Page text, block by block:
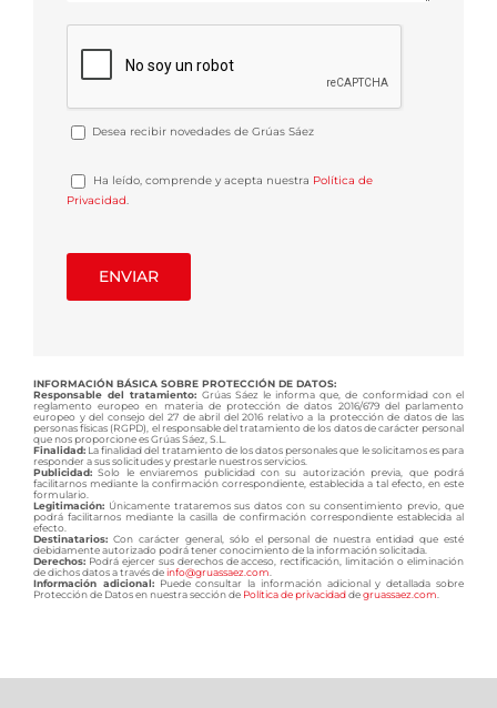
Desea recibir novedades de Grúas Sáez
Ha leído, comprende y acepta nuestra Política de
Privacidad.
INFORMACIÓN BÁSICA SOBRE PROTECCIÓN DE DATOS:
Responsable del tratamiento: Grúas Sáez le informa que, de conformidad con el
reglamento europeo en materia de protección de datos 2016/679 del parlamento
europeo y del consejo del 27 de abril del 2016 relativo a la protección de datos de las
personas físicas (RGPD), el responsable del tratamiento de los datos de carácter personal
que nos proporcione es Grúas Sáez, S.L.
Finalidad: La finalidad del tratamiento de los datos personales que le solicitamos es para
responder a sus solicitudes y prestarle nuestros servicios.
Publicidad: Solo le enviaremos publicidad con su autorización previa, que podrá
facilitarnos mediante la confirmación correspondiente, establecida a tal efecto, en este
formulario.
Legitimación: Únicamente trataremos sus datos con su consentimiento previo, que
podrá facilitarnos mediante la casilla de confirmación correspondiente establecida al
efecto.
Destinatarios: Con carácter general, sólo el personal de nuestra entidad que esté
debidamente autorizado podrá tener conocimiento de la información solicitada.
Derechos: Podrá ejercer sus derechos de acceso, rectificación, limitación o eliminación
de dichos datos a través deinfo@gruassaez.com.
Información adicional:Puede consultar la información adicional y detallada sobre
Protección de Datos en nuestra sección de Política de privacidad degruassaez.com.